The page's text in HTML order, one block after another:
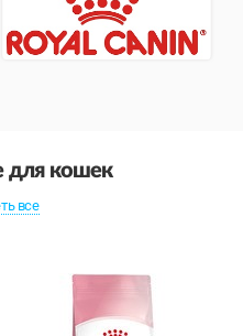
для кошек
все